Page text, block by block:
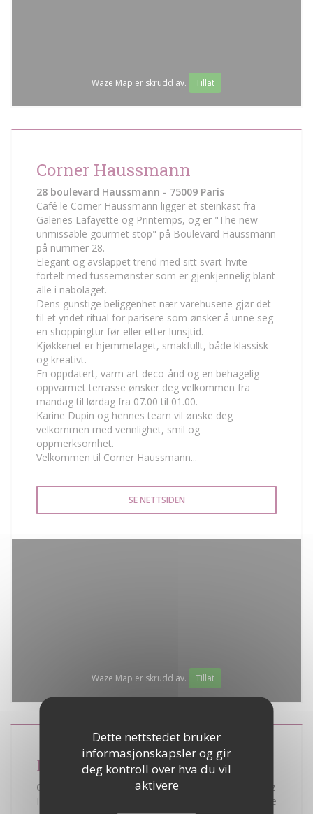
Dette nettstedet bruker
informasjonskapsler og gir
deg kontroll over hva du vil
aktivere
Waze Map er skrudd av. Tillat
Corner Haussmann
28 boulevard Haussmann - 75009 Paris
Café le Corner Haussmann ligger et steinkast fra
Galeries Lafayette og Printemps, og er "The new
unmissable gourmet stop" på Boulevard Haussmann
på nummer 28.
Elegant og avslappet trend med sitt svart-hvite
fortelt med tussemønster som er gjenkjennelig blant
alle i nabolaget.
Dens gunstige beliggenhet nær varehusene gjør det
til et yndet ritual for parisere som ønsker å unne seg
en shoppingtur før eller etter lunsjtid.
Kjøkkenet er hjemmelaget, smakfullt, både klassisk
og kreativt.
En oppdatert, varm art deco-ånd og en behagelig
oppvarmet terrasse ønsker deg velkommen fra
mandag til lørdag fra 07.00 til 01.00.
Karine Dupin og hennes team vil ønske deg
velkommen med vennlighet, smil og
oppmerksomhet.
Velkommen til Corner Haussmann...
SE NETTSIDEN
Waze Map er skrudd av. Tillat
La Bouillabaisse
Quartier de la Bouillabaisse - 83990 Saint Tropez
I hjertet av Saint-Tropez-bukten kan du nyte en av de